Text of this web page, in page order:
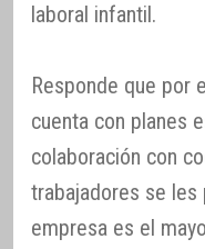
laboral infantil.
Responde que por
cuenta con planes
colaboración con
trabajadores se les
empresa es el